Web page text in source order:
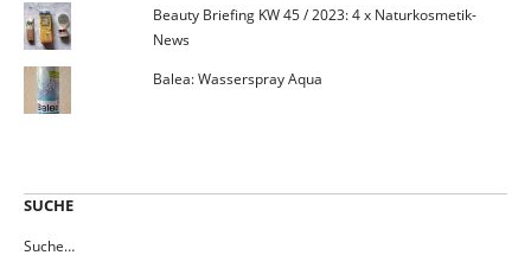
Beauty Briefing KW 45 / 2023: 4 x Naturkosmetik-
News
Balea: Wasserspray Aqua
SUCHE